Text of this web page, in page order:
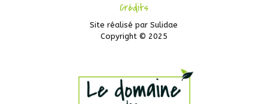
Crédits
Site réalisé parSulidae
Copyright © 2025